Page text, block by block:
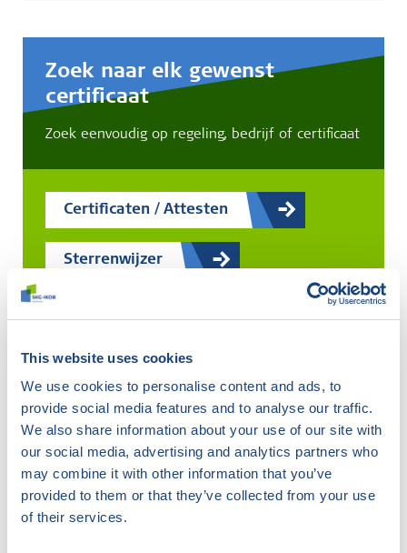
This website uses cookies
We use cookies to personalise content and ads, to
provide social media features and to analyse our traffic.
We also share information about your use of our site with
our social media, advertising and analytics partners who
may combine it with other information that you’ve
provided to them or that they’ve collected from your use
of their services.
Zoek naar elk gewenst
certificaat
Zoek eenvoudig op regeling, bedrijf of certificaat
Certificaten / Attesten
Sterrenwijzer
Er zijn certificaten gevonden
Genereer PDF
Nummer